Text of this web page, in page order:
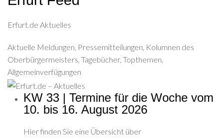
Erfurt.de Aktuelles
Aktuelle Meldungen, Pressemitteilungen, Kolumnen des
Oberbürgermeisters, Tagebücher, Topthemen,
Allgemeinverfügungen
KW 33 | Termine für die Woche vom
10. bis 16. August 2026
Hier finden Sie eine Übersicht über